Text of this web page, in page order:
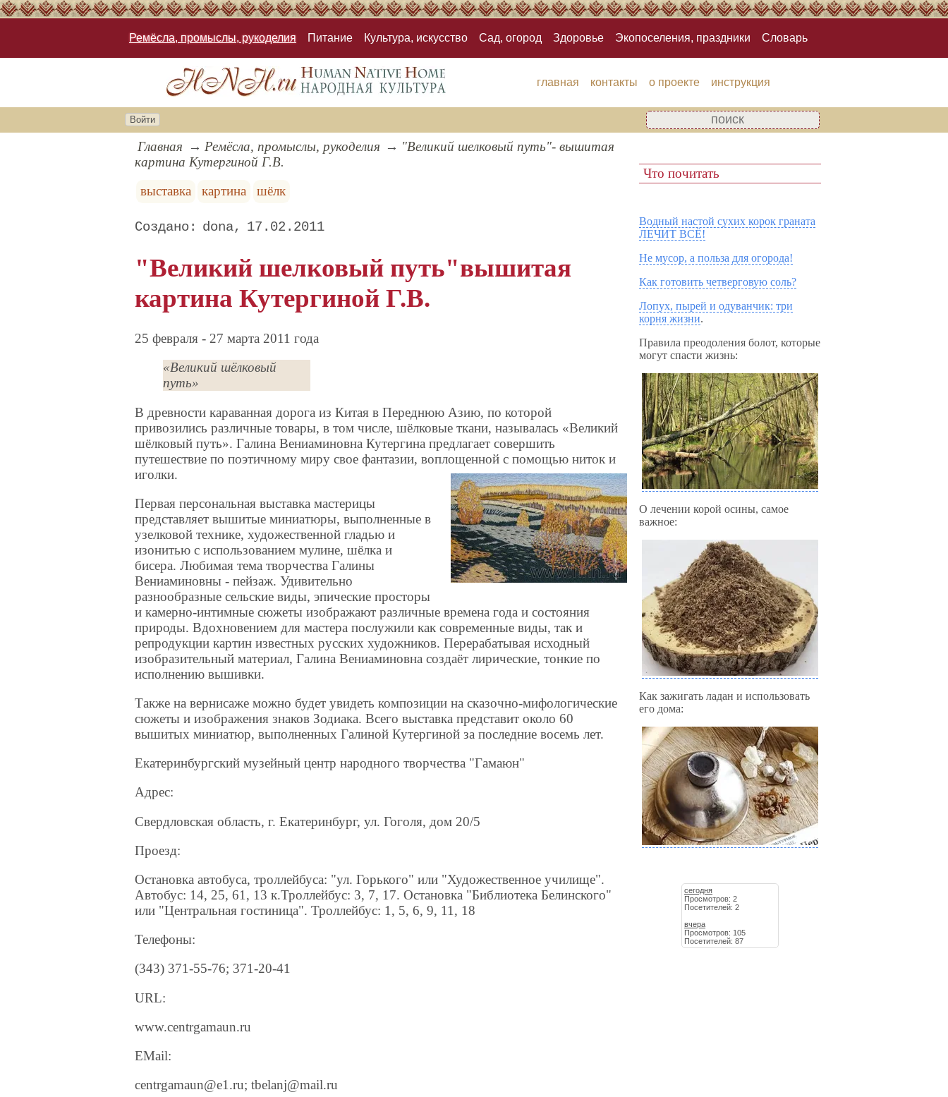
Ремёсла, промыслы, рукоделия Питание Культура, искусство Сад, огород Здоровье Экопоселения, праздники Словарь
главная контакты о проекте инструкция
Войти
Главная Ремёсла, промыслы, рукоделия
"Великий шелковый путь"- вышитая
картина Кутергиной Г.В.
выставка
картина шёлк
dona 17.02.2011
"Великий шелковый путь"вышитая
картина Кутергиной Г.В.
25 февраля - 27 марта 2011 года
«Великий шёлковый
путь»
В древности караванная дорога из Китая в Переднюю Азию, по которой
привозились различные товары, в том числе, шёлковые ткани, называлась «Великий
шёлковый путь». Галина Вениаминовна Кутергина предлагает совершить
путешествие по поэтичному миру свое фантазии, воплощенной с помощью ниток и
иголки.
Первая персональная выставка мастерицы
представляет вышитые миниатюры, выполненные в
узелковой технике, художественной гладью и
изонитью с использованием мулине, шёлка и
бисера. Любимая тема творчества Галины
Вениаминовны - пейзаж. Удивительно
разнообразные сельские виды, эпические просторы
и камерно-интимные сюжеты изображают различные времена года и состояния
природы. Вдохновением для мастера послужили как современные виды, так и
репродукции картин известных русских художников. Перерабатывая исходный
изобразительный материал, Галина Вениаминовна создаёт лирические, тонкие по
исполнению вышивки.
Также на вернисаже можно будет увидеть композиции на сказочно-мифологические
сюжеты и изображения знаков Зодиака. Всего выставка представит около 60
вышитых миниатюр, выполненных Галиной Кутергиной за последние восемь лет.
Екатеринбургский музейный центр народного творчества "Гамаюн"
Адрес:
Свердловская область, г. Екатеринбург, ул. Гоголя, дом 20/5
Проезд:
Остановка автобуса, троллейбуса: "ул. Горького" или "Художественное училище".
Автобус: 14, 25, 61, 13 к.Троллейбус: 3, 7, 17. Остановка "Библиотека Белинского"
или "Центральная гостиница". Троллейбус: 1, 5, 6, 9, 11, 18
Телефоны:
(343) 371-55-76; 371-20-41
URL:
www.centrgamaun.ru
EMail:
centrgamaun@e1.ru; tbelanj@mail.ru
Что почитать
Водный настой сухих корок граната
ЛЕЧИТ ВСЁ!
Не мусор, а польза для огорода!
Как готовить четверговую соль?
Лопух, пырей и одуванчик: три
корня жизни.
Правила преодоления болот, которые
могут спасти жизнь:
О лечении корой осины, самое
важное:
Как зажигать ладан и использовать
его дома:
сегодня
Просмотров: 2
Посетителей: 2
вчера
Просмотров: 105
Посетителей: 87